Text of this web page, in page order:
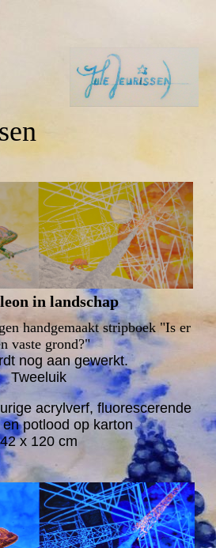
in landschap
handgemaakt stripboek "Is er
vaste grond?"
nog aan gewerkt.
Tweeluik
acrylverf, fluorescerende
potlood op karton
42 x 120 cm